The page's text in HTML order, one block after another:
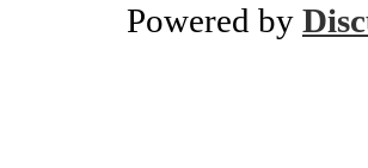
Powered by